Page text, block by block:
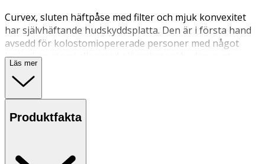
Curvex, sluten häftpåse med filter och mjuk konvexitet
har självhäftande hudskyddsplatta. Den är i första hand
avsedd för kolostomiopererade personer med något
insjunken stomi eller med ojämnheter i huden runt
stomin till följd av ärrbildning, hudveck m.m.
Läs mer
Produktfakta